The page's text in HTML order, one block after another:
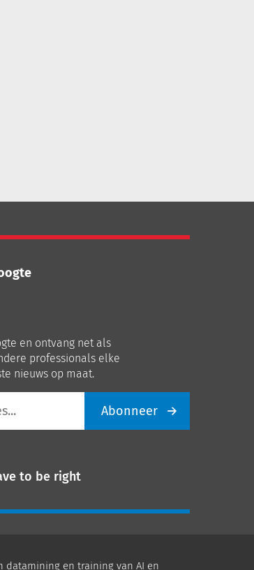
en ontvang net als
professionals elke
nieuws op maat.
Abonneer
to be right
datamining en training van AI en